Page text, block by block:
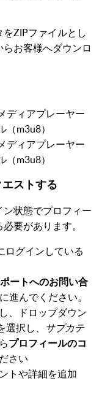
ZIPファイルとし
お客様へダウンロ
ディアプレーヤー
m3u8）
ディアプレーヤー
m3u8）
ストする
状態でプロフィー
要があります。
ログインしている
ートへのお問い合
に進んでください。
、ドロップダウン
選択し、 サブカテ
プロフィールのコ
さい
トや詳細を追加